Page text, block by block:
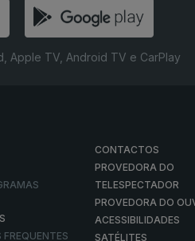
Apple TV, Android TV e CarPlay
FREQUENTES
CONTACTOS
PROVEDORA DO
TELESPECTADOR
PROVEDORA DO
ACESSIBILIDADES
SATÉLITES